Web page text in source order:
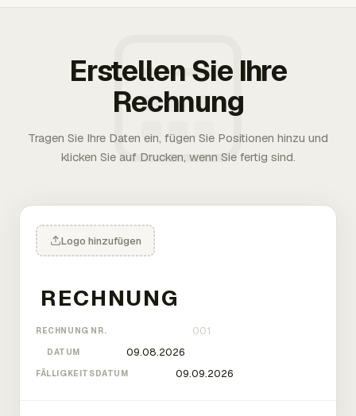
Erstellen Sie Ihre
Rechnung
Tragen Sie Ihre Daten ein, fügen Sie Positionen hinzu und
klicken Sie auf Drucken, wenn Sie fertig sind.
Logo hinzufügen
RECHNUNG NR.
DATUM
FÄLLIGKEITSDATUM